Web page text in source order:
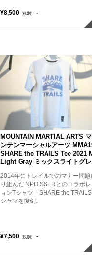
¥8,500 （税別） -
MOUNTAIN MARTIAL ARTS
ンテンマーシャルアーツ
SHARE the TRAILS Tee 2021
Light Gray ミックスライトグ
2014年にトレイルでのマナー問題
り組んだ NPO SSERとのコラボ
ョンTシャツ「SHARE the
シャツを復刻。
¥7,500 （税別） -